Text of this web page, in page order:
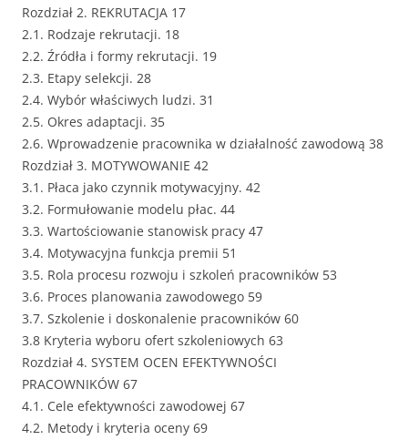
Rozdział 2. REKRUTACJA 17
2.1. Rodzaje rekrutacji. 18
2.2. Źródła i formy rekrutacji. 19
2.3. Etapy selekcji. 28
2.4. Wybór właściwych ludzi. 31
2.5. Okres adaptacji. 35
2.6. Wprowadzenie pracownika w działalność zawodową 38
Rozdział 3. MOTYWOWANIE 42
3.1. Płaca jako czynnik motywacyjny. 42
3.2. Formułowanie modelu płac. 44
3.3. Wartościowanie stanowisk pracy 47
3.4. Motywacyjna funkcja premii 51
3.5. Rola procesu rozwoju i szkoleń pracowników 53
3.6. Proces planowania zawodowego 59
3.7. Szkolenie i doskonalenie pracowników 60
3.8 Kryteria wyboru ofert szkoleniowych 63
Rozdział 4. SYSTEM OCEN EFEKTYWNOŚCI
PRACOWNIKÓW 67
4.1. Cele efektywności zawodowej 67
4.2. Metody i kryteria oceny 69